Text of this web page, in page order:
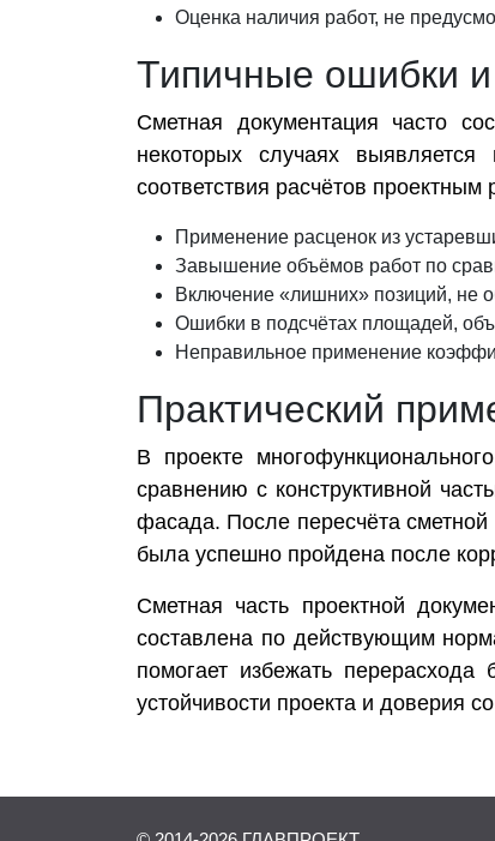
Оценка наличия работ, не
Типичные ошибки
Сметная документация часто
некоторых случаях
соответствия расчётов
Применение расценок из
Завышение объёмов работ по
Включение «лишних» позиций, не
Ошибки в подсчётах площадей,
Неправильное применение
Практический
В проекте
сравнению с конструктивной
фасада. После пересчёта сметной
была успешно пройдена после
Сметная часть проектной
составлена по действующим
помогает избежать
устойчивости проекта и доверия